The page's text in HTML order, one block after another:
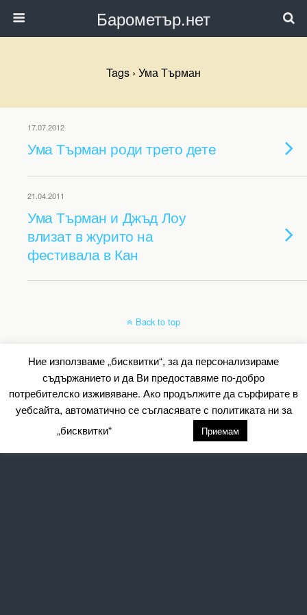
Барометър.нет
Tags › Ума Търман
17.07.2012
Ума Търман роди трето дете
21.04.2011
Ума Търман и Джъд Лоу
влизат в журито на
фестивала в Кан
Back to top
Mobile Desktop
All content Copyright Барометър.нет
Ние използваме „бисквитки“, за да персонализираме
съдържанието и да Ви предоставяме по-добро
потребителско изживяване. Ако продължите да сърфирате в
уебсайта, автоматично се съгласявате с политиката ни за
„бисквитки“
Приемам